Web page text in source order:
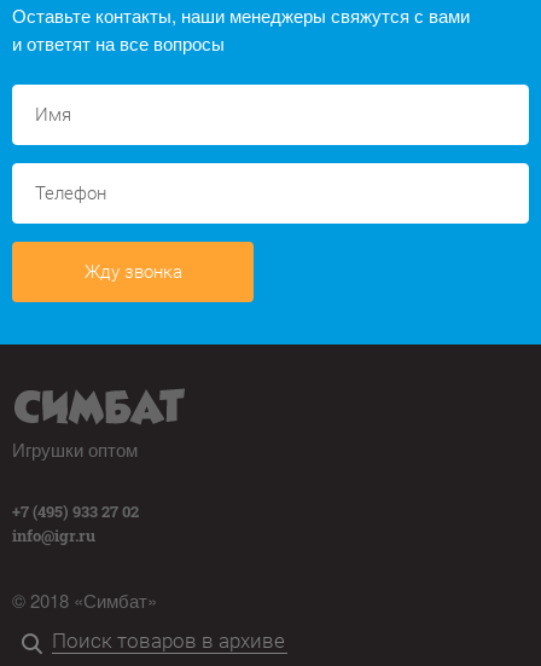
Оставьте контакты, наши менеджеры свяжутся с вами
и ответят на все вопросы
Жду звонка
Игрушки оптом
+7 (495) 933 27 02
info@igr.ru
© 2018 «Симбат»